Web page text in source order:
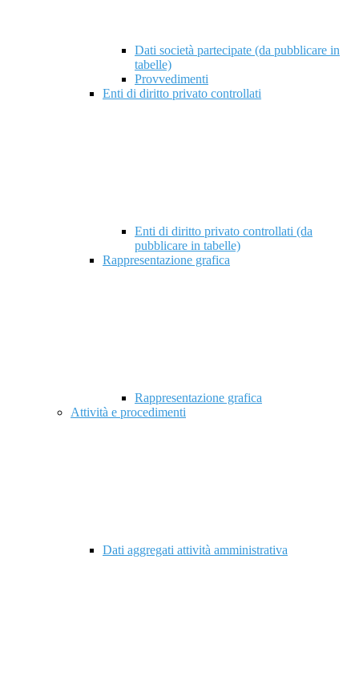
Dati società partecipate (da pubblicare in
tabelle)
Provvedimenti
Enti di diritto privato controllati
Enti di diritto privato controllati (da
pubblicare in tabelle)
Rappresentazione grafica
Rappresentazione grafica
Attività e procedimenti
Dati aggregati attività amministrativa